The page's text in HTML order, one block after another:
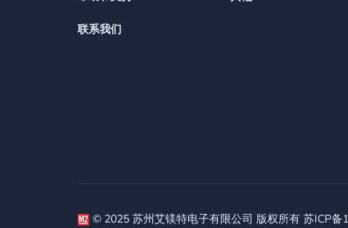
联系我们
© 2025 苏州艾镁特电子有限公司 版权所有 苏ICP备